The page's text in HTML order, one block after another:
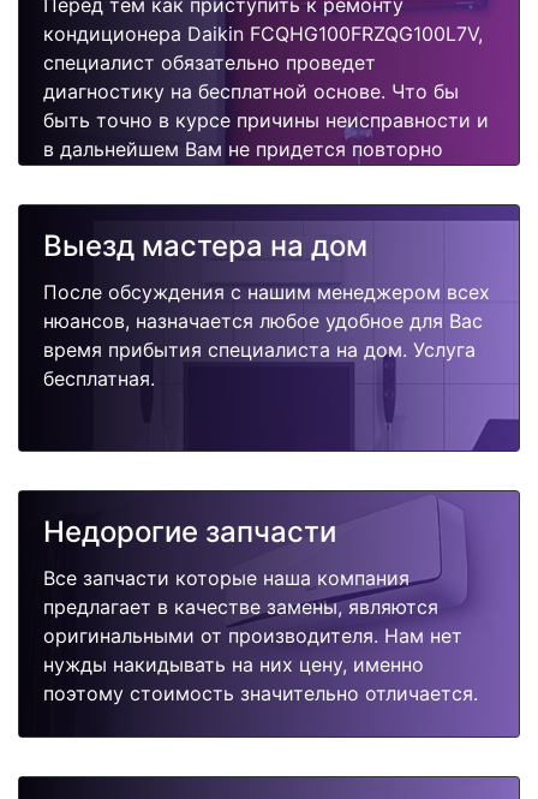
Перед тем как приступить к ремонту
кондиционера Daikin FCQHG100FRZQG100L7V,
специалист обязательно проведет
диагностику на бесплатной основе. Что бы
быть точно в курсе причины неисправности и
в дальнейшем Вам не придется повторно
поломок.
Выезд мастера на дом
После обсуждения с нашим менеджером всех
нюансов, назначается любое удобное для Вас
время прибытия специалиста на дом. Услуга
бесплатная.
Недорогие запчасти
Все запчасти которые наша компания
предлагает в качестве замены, являются
оригинальными от производителя. Нам нет
нужды накидывать на них цену, именно
поэтому стоимость значительно отличается.